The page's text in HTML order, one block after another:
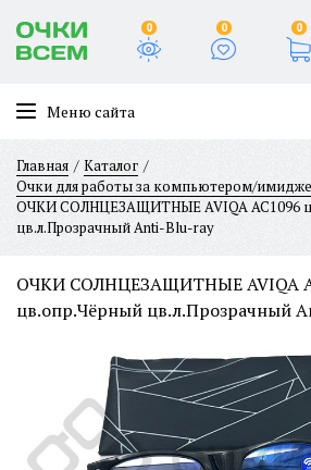
0 0 0
Меню сайта
Главная
Каталог
Очки для работы за компьютером/
ОЧКИ СОЛНЦЕЗАЩИТНЫЕ AVIQA AC1096
цв.л.Прозрачный Anti-Blu-ray
ОЧКИ СОЛНЦЕЗАЩИТНЫЕ AVIQA
цв.опр.Чёрный цв.л.Прозрачный